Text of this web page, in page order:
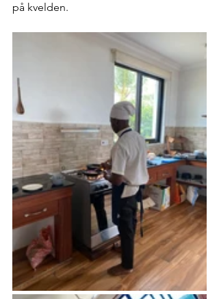
på kvelden.